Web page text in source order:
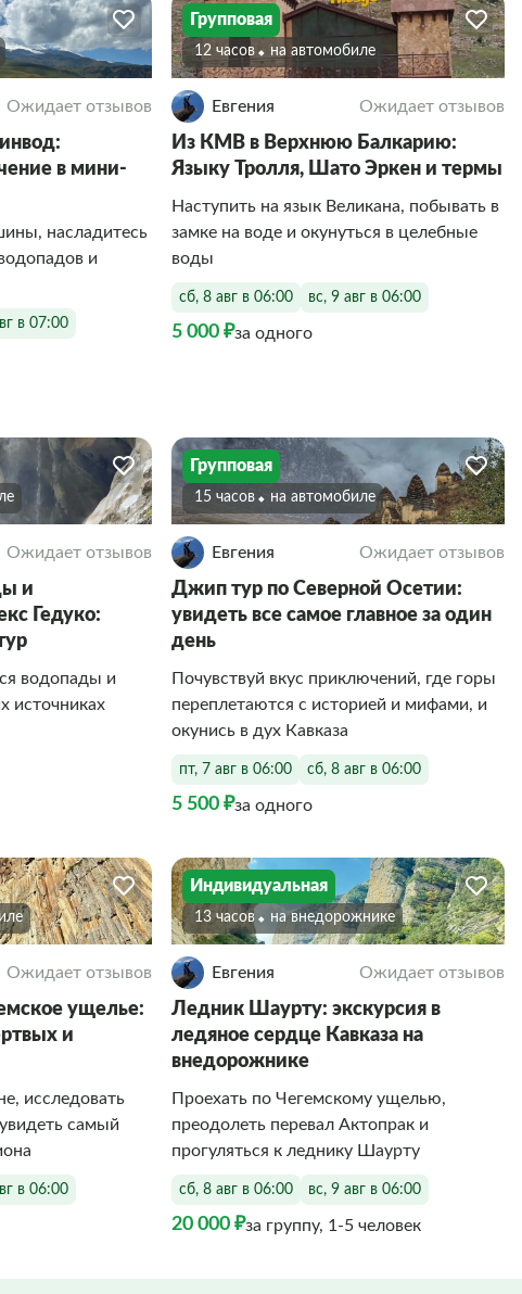
Ожидает отзывов
в мини-
насладитесь
и
в 07:00
Групповая
12 часов На автомобиле
Евгения Ожидает отзывов
Из КМВ в Верхнюю Балкарию:
Языку Тролля, Шато Эркен и термы
Наступить на язык Великана, побывать в
замке на воде и окунуться в целебные
воды
сб, 8 авг в 06:00 вс, 9 авг в 06:00
5 000 ₽за одного
Ожидает отзывов
и
Гедуко:
водопады и
источниках
Групповая
15 часов На автомобиле
Евгения Ожидает отзывов
Джип тур по Северной Осетии:
увидеть все самое главное за один
день
Почувствуй вкус приключений, где горы
переплетаются с историей и мифами, и
окунись в дух Кавказа
пт, 7 авг в 06:00 сб, 8 авг в 06:00
5 500 ₽за одного
Ожидает отзывов
ущелье:
и
исследовать
самый
в 06:00
Индивидуальная
13 часов На внедорожнике
Евгения Ожидает отзывов
Ледник Шаурту: экскурсия в
ледяное сердце Кавказа на
внедорожнике
Проехать по Чегемскому ущелью,
преодолеть перевал Актопрак и
прогуляться к леднику Шаурту
сб, 8 авг в 06:00 вс, 9 авг в 06:00
20 000 ₽за группу, 1-5 человек